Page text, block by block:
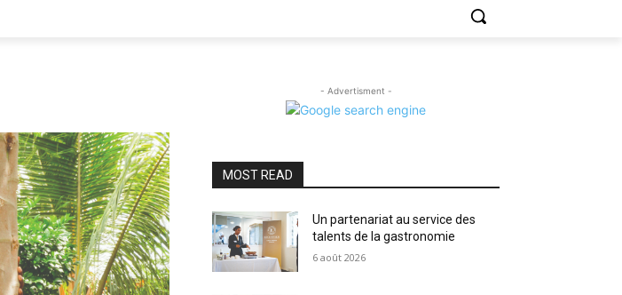
- Advertisment -
MOST READ
Un partenariat au service des
talents de la gastronomie
6 août 2026